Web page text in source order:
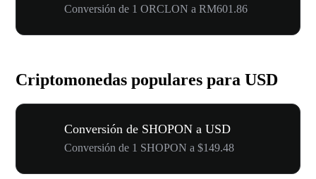
Conversión de 1 ORCLON a RM601.86
Criptomonedas populares para USD
Conversión de SHOPON a USD
Conversión de 1 SHOPON a $149.48